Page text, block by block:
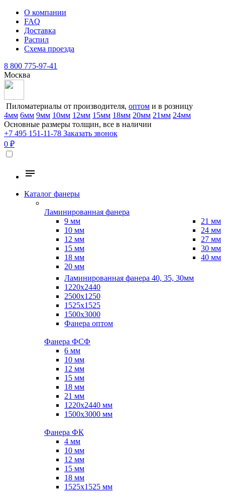
О компании
FAQ
Доставка
Распил
Схема проезда
8 800 775-97-41
Москва
Пиломатериалы от производителя, оптом и в розницу
4мм 6мм 9мм 10мм 12мм 15мм 18мм 20мм 21мм 24мм
Основные размеры толщин, все в наличии
+7 495 151-11-78 Заказать звонок
0 ₽
Каталог фанеры
Ламинированная фанера
9 мм
10 мм
12 мм
15 мм
18 мм
20 мм
21 мм
24 мм
27 мм
30 мм
40 мм
Ламинированная фанера 40, 35, 30мм
1220x2440
2500x1250
1525x1525
1500x3000
Фанера оптом
Фанера ФСФ
6 мм
10 мм
12 мм
15 мм
18 мм
21 мм
1220х2440 мм
1500х3000 мм
Фанера ФК
4 мм
10 мм
12 мм
15 мм
18 мм
1525х1525 мм